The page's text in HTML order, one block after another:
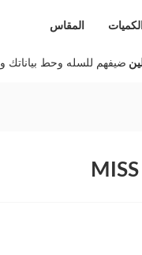
المقاس
ضيفهم للسله وحط بياناتك